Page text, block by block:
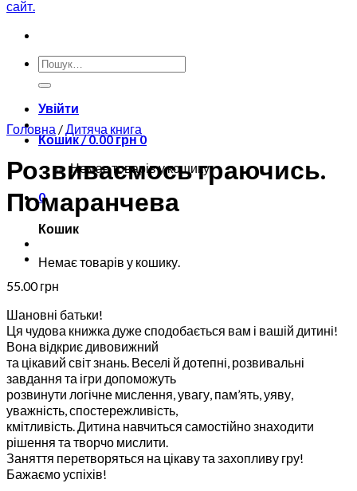
Шукати:
Увійти
Кошик /0.00грн0
Немає товарів у кошику.
0
Кошик
Немає товарів у кошику.
Головна /Дитяча книга
Розвиваємось граючись.
Помаранчева
55.00грн
Шановні батьки!
Ця чудова книжка дуже сподобається вам і вашій дитині!
Вона відкриє дивовижний
та цікавий світ знань. Веселі й дотепні, розвивальні
завдання та ігри допоможуть
розвинути логічне мислення, увагу, пам’ять, уяву,
уважність, спостережливість,
кмітливість. Дитина навчиться самостійно знаходити
рішення та творчо мислити.
Заняття перетворяться на цікаву та захопливу гру!
Бажаємо успіхів!